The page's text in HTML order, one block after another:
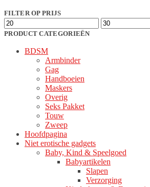
FILTER OP PRIJS
Min.
prijs
Max.
prijs
PRODUCT CATEGORIEËN
BDSM
Armbinder
Gag
Handboeien
Maskers
Overig
Seks Pakket
Touw
Zweep
Hoofdpagina
Niet erotische gadgets
Baby, Kind & Speelgoed
Babyartikelen
Slapen
Verzorging